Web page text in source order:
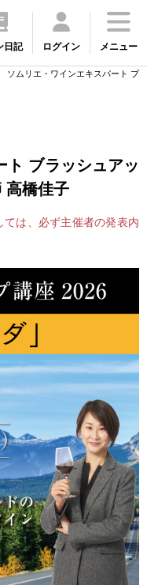
日記 ログイン メニュー
ソムリエ・ワインエキスパート ブ
ト ブラッシュアッ
橋佳子
は、必ず主催者の発表内